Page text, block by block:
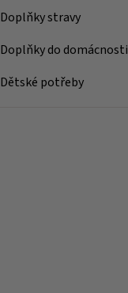
Doplňky stravy
Doplňky do domácnosti
Dětské potřeby